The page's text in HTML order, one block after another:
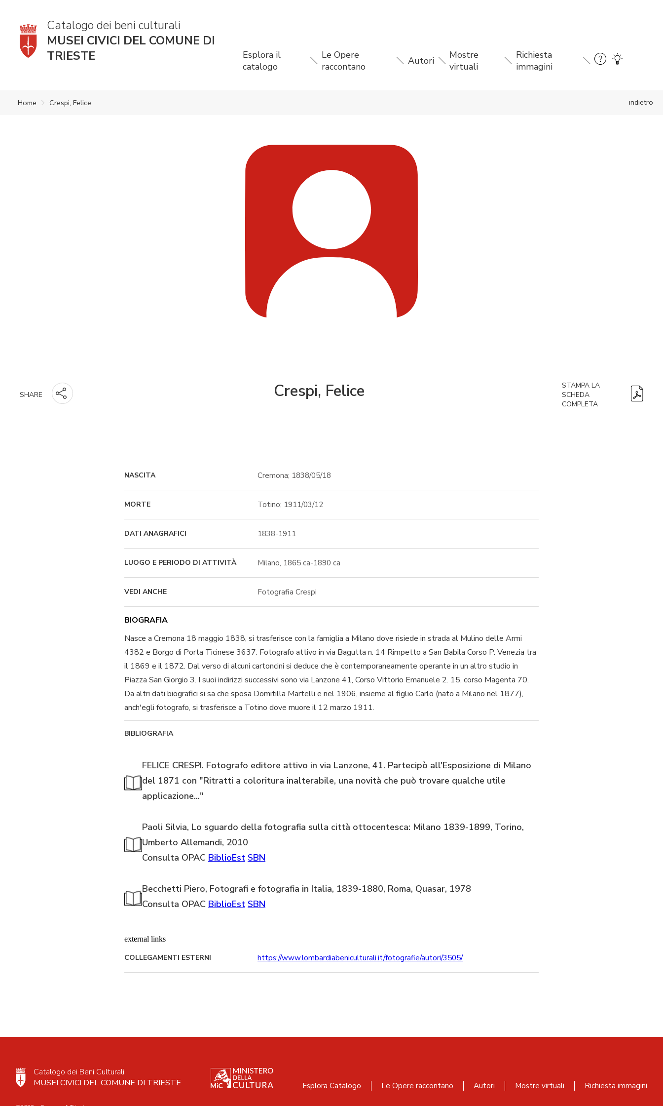
Catalogo dei beni culturali
MUSEI CIVICI DEL COMUNE DI
TRIESTE
Esplora il
catalogo
Le Opere
raccontano
Autori
Mostre
virtuali
Richiesta
immagini
indietro
Home Crespi, Felice
SHARE Crespi, Felice
STAMPA LA
SCHEDA
COMPLETA
NASCITA Cremona; 1838/05/18
MORTE Totino; 1911/03/12
DATI ANAGRAFICI 1838-1911
LUOGO E PERIODO DI ATTIVITÀ Milano, 1865 ca-1890 ca
VEDI ANCHE Fotografia Crespi
BIOGRAFIA
Nasce a Cremona 18 maggio 1838, si trasferisce con la famiglia a Milano dove risiede in strada al Mulino delle Armi
4382 e Borgo di Porta Ticinese 3637. Fotografo attivo in via Bagutta n. 14 Rimpetto a San Babila Corso P. Venezia tra
il 1869 e il 1872. Dal verso di alcuni cartoncini si deduce che è contemporaneamente operante in un altro studio in
Piazza San Giorgio 3. I suoi indirizzi successivi sono via Lanzone 41, Corso Vittorio Emanuele 2. 15, corso Magenta 70.
Da altri dati biografici si sa che sposa Domitilla Martelli e nel 1906, insieme al figlio Carlo (nato a Milano nel 1877),
anch'egli fotografo, si trasferisce a Totino dove muore il 12 marzo 1911.
BIBLIOGRAFIA
FELICE CRESPI. Fotografo editore attivo in via Lanzone, 41. Partecipò all'Esposizione di Milano
del 1871 con "Ritratti a coloritura inalterabile, una novità che può trovare qualche utile
applicazione..."
Paoli Silvia, Lo sguardo della fotografia sulla città ottocentesca: Milano 1839-1899, Torino,
Umberto Allemandi, 2010
Consulta OPAC BiblioEst SBN
Becchetti Piero, Fotografi e fotografia in Italia, 1839-1880, Roma, Quasar, 1978
Consulta OPAC BiblioEst SBN
external links
COLLEGAMENTI ESTERNI https://www.lombardiabeniculturali.it/fotografie/autori/3505/
Catalogo dei Beni Culturali
MUSEI CIVICI DEL COMUNE DI TRIESTE
Esplora Catalogo Le Opere raccontano Autori Mostre virtuali Richiesta immagini